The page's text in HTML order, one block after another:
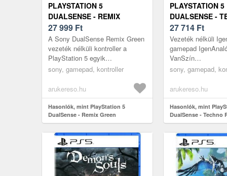
PLAYSTATION 5
DUALSENSE - REMIX
GREEN
27 999 Ft
A Sony DualSense Remix Green
vezeték nélküli kontroller a
PlayStation 5 egyik
legmodernebb irányítója, amely
techn...
sony, gamepad, kontroller
arukereso.hu
Hasonlók, mint PlayStation 5
DualSense - Remix Green
PLAYSTATION 5
DUALSENSE -
27 714 Ft
Vezeték nélküli
gamepad
VanSzín
vezeték nélküli
sony, gamepad,
arukereso.hu
Hasonlók, mint
DualSense - Techno